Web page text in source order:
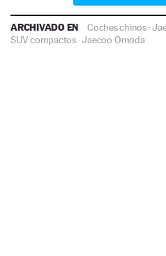
ARCHIVADO EN Coches chinos ·
SUV compactos ·Jaecoo Omoda